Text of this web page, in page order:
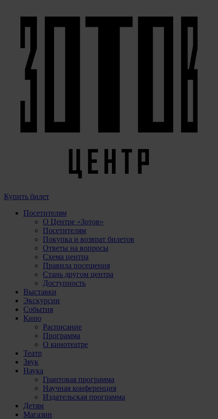
Купить билет
Посетителям
О Центре «Зотов»
Посетителям
Покупка и возврат билетов
Ответы на вопросы
Схема центра
Правила посещения
Стань другом центра
Доступность
Выставки
Экскурсии
События
Кино
Расписание
Программа
О кинотеатре
Театр
Звук
Наука
Грантовая программа
Научная конференция
Издательская программа
Детям
Магазин